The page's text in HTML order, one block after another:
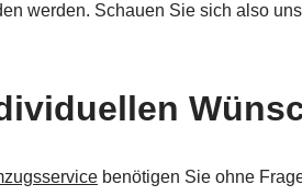
werden. Schauen Sie sich also
benötigen Sie ohne